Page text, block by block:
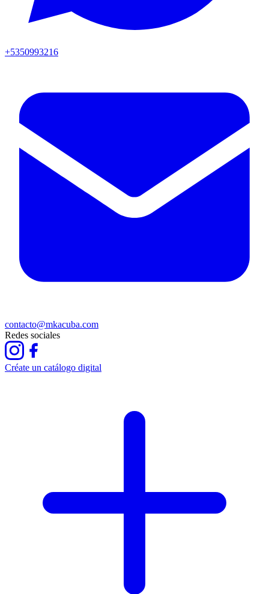
+5350993216
contacto@mkacuba.com
Redes sociales
Créate un catálogo digital